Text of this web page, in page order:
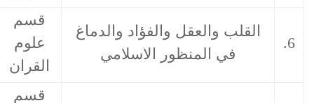
والعقل والفؤاد والدماغ
المنظور الاسلامي
قسم
علوم
القران
07/06/2025